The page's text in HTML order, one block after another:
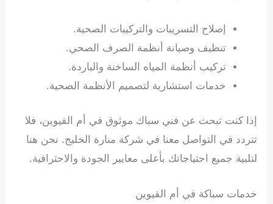
إصلاح التسريبات والتركيبات الصحية.
تنظيف وصيانة أنظمة الصرف الصحي.
تركيب أنظمة المياه الساخنة والباردة.
خدمات استشارية لتصميم الأنظمة الصحية.
إذا كنت تبحث عن فني سباك موثوق في أم القيوين، فلا
تتردد في التواصل معنا في شركة منارة الخليج. نحن هنا
لتلبية جميع احتياجاتك بأعلى معايير الجودة والاحترافية.
خدمات سباكة في أم القيوين